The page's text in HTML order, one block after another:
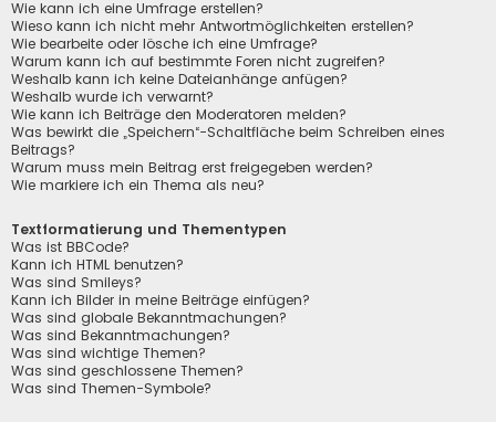
Wie kann ich eine Umfrage erstellen?
Wieso kann ich nicht mehr Antwortmöglichkeiten erstellen?
Wie bearbeite oder lösche ich eine Umfrage?
Warum kann ich auf bestimmte Foren nicht zugreifen?
Weshalb kann ich keine Dateianhänge anfügen?
Weshalb wurde ich verwarnt?
Wie kann ich Beiträge den Moderatoren melden?
Was bewirkt die „Speichern“-Schaltfläche beim Schreiben eines
Beitrags?
Warum muss mein Beitrag erst freigegeben werden?
Wie markiere ich ein Thema als neu?
Textformatierung und Thementypen
Was ist BBCode?
Kann ich HTML benutzen?
Was sind Smileys?
Kann ich Bilder in meine Beiträge einfügen?
Was sind globale Bekanntmachungen?
Was sind Bekanntmachungen?
Was sind wichtige Themen?
Was sind geschlossene Themen?
Was sind Themen-Symbole?